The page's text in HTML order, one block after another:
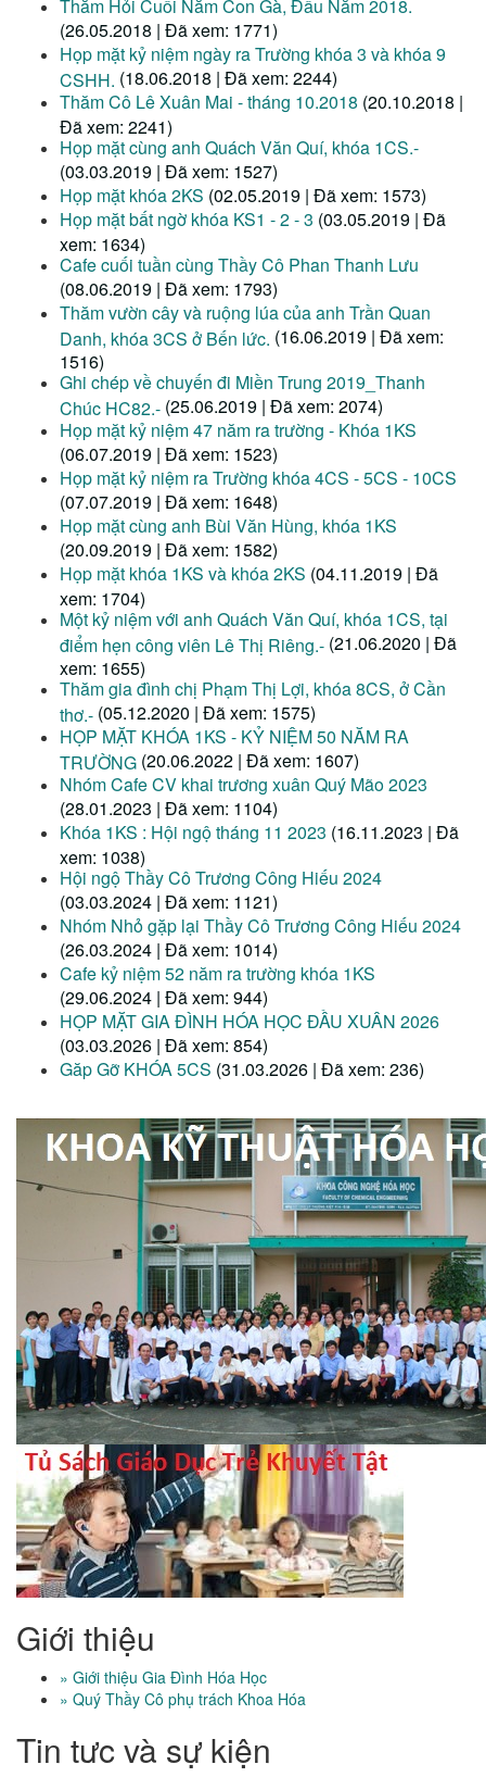
Thăm Hỏi Cuối Năm Con Gà, Đầu Năm 2018.
(26.05.2018 | Đã xem: 1771)
Họp mặt kỷ niệm ngày ra Trường khóa 3 và khóa 9
CSHH. (18.06.2018 | Đã xem: 2244)
Thăm Cô Lê Xuân Mai - tháng 10.2018 (20.10.2018 |
Đã xem: 2241)
Họp mặt cùng anh Quách Văn Quí, khóa 1CS.-
(03.03.2019 | Đã xem: 1527)
Họp mặt khóa 2KS (02.05.2019 | Đã xem: 1573)
Họp mặt bất ngờ khóa KS1 - 2 - 3 (03.05.2019 | Đã
xem: 1634)
Cafe cuối tuần cùng Thầy Cô Phan Thanh Lưu
(08.06.2019 | Đã xem: 1793)
Thăm vườn cây và ruộng lúa của anh Trần Quan
Danh, khóa 3CS ở Bến lức. (16.06.2019 | Đã xem:
1516)
Ghi chép về chuyến đi Miền Trung 2019_Thanh
Chúc HC82.- (25.06.2019 | Đã xem: 2074)
Họp mặt kỷ niệm 47 năm ra trường - Khóa 1KS
(06.07.2019 | Đã xem: 1523)
Họp mặt kỷ niệm ra Trường khóa 4CS - 5CS - 10CS
(07.07.2019 | Đã xem: 1648)
Họp mặt cùng anh Bùi Văn Hùng, khóa 1KS
(20.09.2019 | Đã xem: 1582)
Họp mặt khóa 1KS và khóa 2KS (04.11.2019 | Đã
xem: 1704)
Một kỷ niệm với anh Quách Văn Quí, khóa 1CS, tại
điểm hẹn công viên Lê Thị Riêng.- (21.06.2020 | Đã
xem: 1655)
Thăm gia đình chị Phạm Thị Lợi, khóa 8CS, ở Cần
thơ.- (05.12.2020 | Đã xem: 1575)
HỌP MẶT KHÓA 1KS - KỶ NIỆM 50 NĂM RA
TRƯỜNG (20.06.2022 | Đã xem: 1607)
Nhóm Cafe CV khai trương xuân Quý Mão 2023
(28.01.2023 | Đã xem: 1104)
Khóa 1KS : Hội ngộ tháng 11 2023 (16.11.2023 | Đã
xem: 1038)
Hội ngộ Thầy Cô Trương Công Hiếu 2024
(03.03.2024 | Đã xem: 1121)
Nhóm Nhỏ gặp lại Thầy Cô Trương Công Hiếu 2024
(26.03.2024 | Đã xem: 1014)
Cafe kỷ niệm 52 năm ra trường khóa 1KS
(29.06.2024 | Đã xem: 944)
HỌP MẶT GIA ĐÌNH HÓA HỌC ĐẦU XUÂN 2026
(03.03.2026 | Đã xem: 854)
Găp Gỡ KHÓA 5CS (31.03.2026 | Đã xem: 236)
Giới thiệu
» Giới thiệu Gia Đình Hóa Học
» Quý Thầy Cô phụ trách Khoa Hóa
Tin tưc và sự kiện